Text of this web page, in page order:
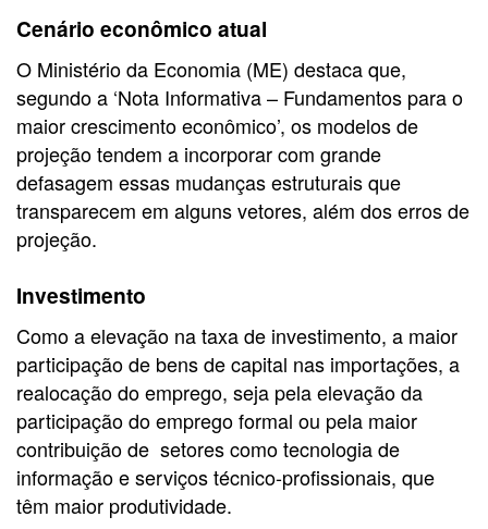
Cenário econômico atual
O Ministério da Economia (ME) destaca que,
segundo a ‘Nota Informativa – Fundamentos para o
maior crescimento econômico’, os modelos de
projeção tendem a incorporar com grande
defasagem essas mudanças estruturais que
transparecem em alguns vetores, além dos erros de
projeção.
Investimento
Como a elevação na taxa de investimento, a maior
participação de bens de capital nas importações, a
realocação do emprego, seja pela elevação da
participação do emprego formal ou pela maior
contribuição de setores como tecnologia de
informação e serviços técnico-profissionais, que
têm maior produtividade.